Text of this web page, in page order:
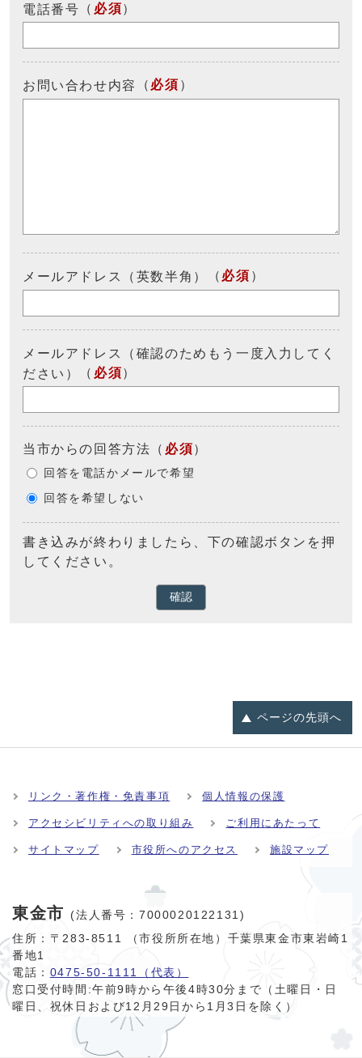
電話番号 （ 必須）
お問い合わせ内容 （ 必須 ）
メールアドレス（英数半角） （ 必須 ）
メールアドレス（確認のためもう一度入力してく
ださい）
（ 必須）
当市からの回答方法 （ 必須）
回答を電話かメールで希望
回答を希望しない
書き込みが終わりましたら、下の確認ボタンを押
してください。
確認
ページの先頭へ
リンク・著作権・免責事項 個人情報の保護
アクセシビリティへの取り組み ご利用にあたって
サイトマップ 市役所へのアクセス 施設マップ
東金市
(法人番号：7000020122131)
住所：〒283-8511 （市役所所在地）千葉県東金市東岩崎1
番地1
電話： 0475-50-1111（代表）
窓口受付時間:午前9時から午後4時30分まで（土曜日・日
曜日、祝休日および12月29日から1月3日を除く）